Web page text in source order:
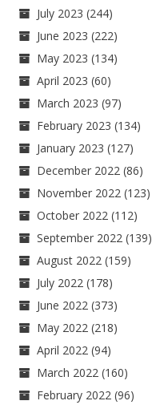
July 2023 (244)
June 2023 (222)
May 2023 (134)
April 2023 (60)
March 2023 (97)
February 2023 (134)
January 2023 (127)
December 2022 (86)
November 2022 (123)
October 2022 (112)
September 2022 (139)
August 2022 (159)
July 2022 (178)
June 2022 (373)
May 2022 (218)
April 2022 (94)
March 2022 (160)
February 2022 (96)